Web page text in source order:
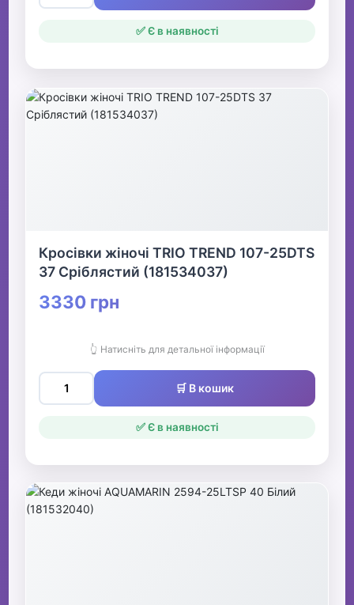
✅ Є в наявності
Кросівки жіночі TRIO TREND 107-25DTS
37 Сріблястий (181534037)
3330 грн
👆 Натисніть для детальної інформації
🛒 В кошик
✅ Є в наявності